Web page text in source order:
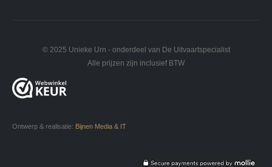
© 2025 Unieke Urn - onderdeel van De Uitvaartspecialist
Alle prijzen zijn inclusief BTW
Ontwerp & realisatie: Bijnen Media & IT